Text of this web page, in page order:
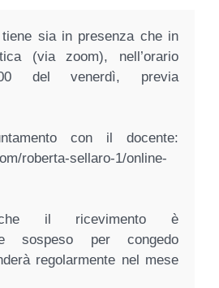
tiene sia in presenza che in
(via zoom), nell’orario
del venerdì, previa
con il docente:
roberta-sellaro-1/online-
il ricevimento è
sospeso per congedo
regolarmente nel mese